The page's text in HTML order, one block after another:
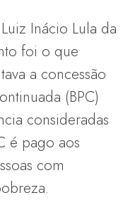
Inácio Lula da
foi o que
a concessão
(BPC)
consideradas
é pago aos
com